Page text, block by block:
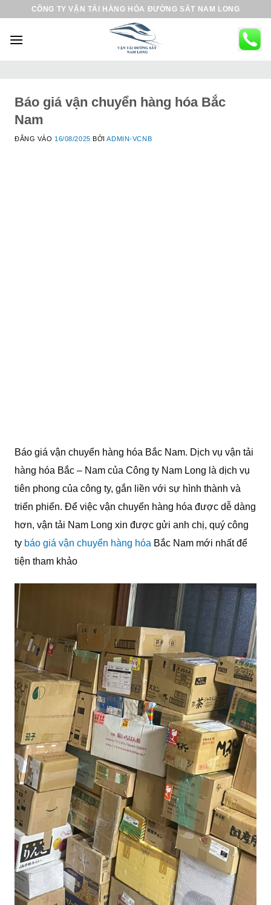
CÔNG TY VẬN TẢI HÀNG HÓA ĐƯỜNG SẮT NAM LONG
Báo giá vận chuyển hàng hóa Bắc
Nam
ĐĂNG VÀO 16/08/2025 BỞIADMIN-VCNB
Báo giá vận chuyển hàng hóa Bắc Nam. Dịch vụ vận tải
hàng hóa Bắc – Nam của Công ty Nam Long là dịch vụ
tiên phong của công ty, gắn liền với sự hình thành và
triển phiển. Để việc vận chuyển hàng hóa được dễ dàng
hơn, vận tải Nam Long xin được gửi anh chị, quý công
ty báo giá vận chuyển hàng hóa Bắc Nam mới nhất để
tiện tham khảo